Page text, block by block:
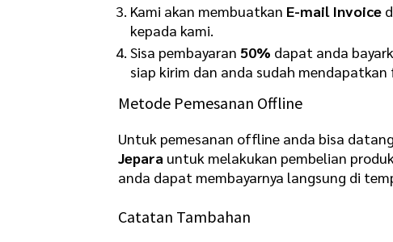
Kami akan membuatkan E-mail Invoice
kepada kami.
Sisa pembayaran 50% dapat anda
siap kirim dan anda sudah
Metode Pemesanan Offline
Untuk pemesanan offline anda bisa
Jepara untuk melakukan pembelian
anda dapat membayarnya langsung di
Catatan Tambahan